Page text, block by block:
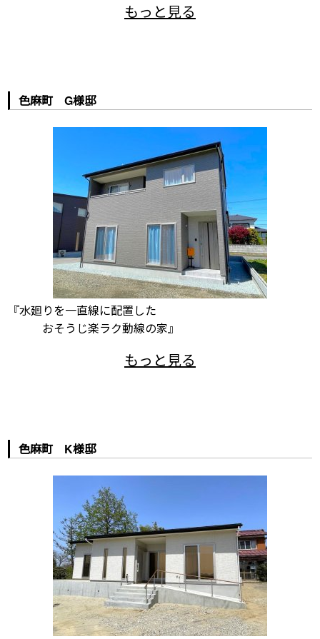
色麻町 G様邸
『水廻りを一直線に配置した
おそうじ楽ラク動線の家』
色麻町 K様邸